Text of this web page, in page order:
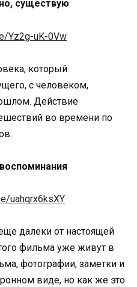
существую
Yz2g-uK-0Vw
который
с человеком,
Действие
во времени по
uahqrx6ksXY
далеки от настоящей
фильма уже живут в
фотографии, заметки и
виде, но как же это